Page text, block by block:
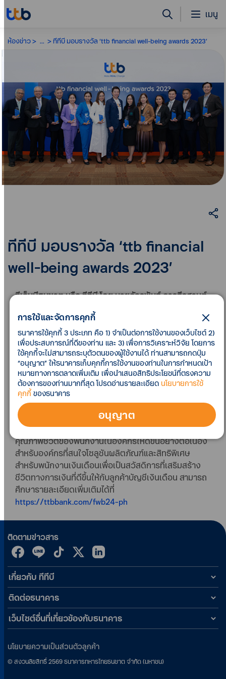
เมนู
ห้องข่าว ... ทีทีบี มอบรางวัล ‘ttb financial well-being awards 2023’
ทีทีบี มอบรางวัล ‘ttb financial
well-being awards 2023’
ทีเอ็มบีธนชาต หรือ ทีทีบี โดย นายจักรพันธ์ จารุธีรศานต์
เครือข่ายการขายลูกค้าบุคคล
“ttb financial
well-being awards 2023”ให้กับ 12 องค์กรชั้นนำที่ให้ความ
สำคัญและส่งเสริมให้พนักงานในองค์กรมีความรู้ ความ
เข้าใจด้านการวางแผนบริหารจัดการด้านการเงินอย่างมี
ประสิทธิภาพ ทั้งในเรื่องการเก็บออมและการใช้จ่าย การส่ง
เสริมวินัยการบริหารหนี้ที่ดี การมีความคุ้มครองที่อุ่นใจ
และการวางแผนลดหย่อนภาษีที่พอดีกับรายได้ และเพื่อ
ตอกย้ำพันธกิจของทีทีบีที่มุ่งส่งเสริมให้พนักงานเงินเดือน
มีชีวิตทางการเงินที่ดีขึ้นอย่างแท้จริง ด้วยการให้การ
สนับสนุนองค์กรที่มีเจตนารมณ์เดียวกันในการยกระดับ
คุณภาพชีวิตของพนักงานในองค์กรให้ดีขึ้นอย่างต่อเนื่อง
สำหรับองค์กรที่สนใจโซลูชันผลิตภัณฑ์และสิทธิพิเศษ
สำหรับพนักงานเงินเดือนเพื่อเป็นสวัสดิการที่เสริมสร้าง
ชีวิตทางการเงินที่ดีขึ้นให้กับลูกค้าบัญชีเงินเดือน สามารถ
ศึกษารายละเอียดเพิ่มเติมได้ที่
https://ttbbank.com/fwb24-ph
การใช้และจัดการคุกกี้
ธนาคารใช้คุกกี้ 3 ประเภท คือ 1) จำเป็นต่อการใช้งานของเว็บไซต์ 2)
เพื่อประสบการณ์ที่ดีของท่าน และ 3) เพื่อการวิเคราะห์วิจัย โดยการ
ใช้คุกกี้จะไม่สามารถระบุตัวตนของผู้ใช้งานได้ ท่านสามารถกดปุ่ม
“อนุญาต” ให้ธนาคารเก็บคุกกี้การใช้งานของท่านในการกำหนดเป้า
หมายทางการตลาดเพิ่มเติม เพื่อนำเสนอสิทธิประโยชน์ที่ตรงความ
ต้องการของท่านมากที่สุด โปรดอ่านรายละเอียด นโยบายการใช้
คุกกี้ ของธนาคาร
อนุญาต
ติดตามข่าวสาร
เกี่ยวกับ ทีทีบี
ติดต่อธนาคาร
เว็บไซต์อื่นที่เกี่ยวข้องกับธนาคาร
© สงวนลิขสิทธิ์2569ธนาคารทหารไทยธนชาต จำกัด (มหาชน)
นโยบายความเป็นส่วนตัวลูกค้า